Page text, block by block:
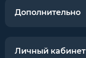
Дополнительно
Личный кабинет